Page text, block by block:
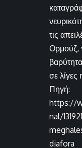
τις
Ορμούζ,
σε λίγες
Πηγή:
https://
nal/
diafora